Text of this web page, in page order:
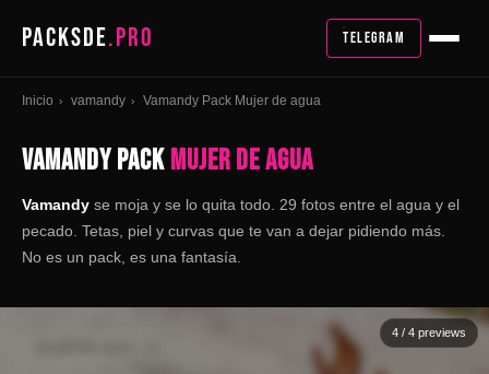
PACKSDE.PRO TELEGRAM
Inicio › vamandy › Vamandy Pack Mujer de agua
VAMANDY PACKMUJER DE AGUA
Vamandy se moja y se lo quita todo. 29 fotos entre el agua y el
pecado. Tetas, piel y curvas que te van a dejar pidiendo más.
No es un pack, es una fantasía.
4 / 4 previews